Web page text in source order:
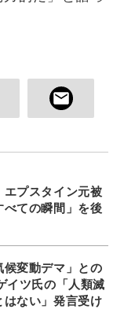
エプスタイン元被
ての瞬間」を後
候変動デマ」との
イツ氏の「人類滅
ない」発言受け